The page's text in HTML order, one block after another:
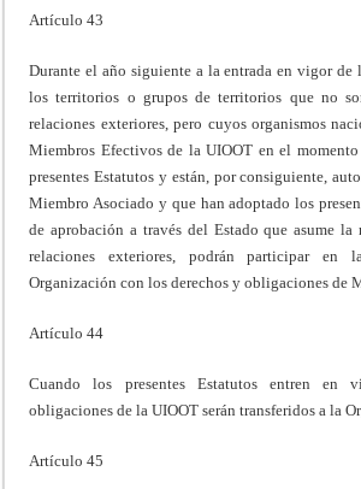
Artículo 43
Durante el año siguiente a la entrada en vigor de
los territorios o grupos de territorios que no
relaciones exteriores, pero cuyos organismos
Miembros Efectivos de la UIOOT en el
presentes Estatutos y están, por consiguiente,
Miembro Asociado y que han adoptado los
de aprobación a través del Estado que asume la
relaciones exteriores, podrán participar en
Organización con los derechos y obligaciones de
Artículo 44
Cuando los presentes Estatutos entren en
obligaciones de la UIOOT serán transferidos a la
Artículo 45